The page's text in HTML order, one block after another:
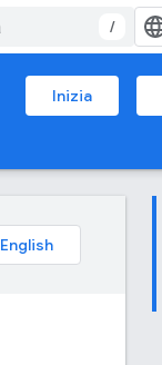
/
Inizia